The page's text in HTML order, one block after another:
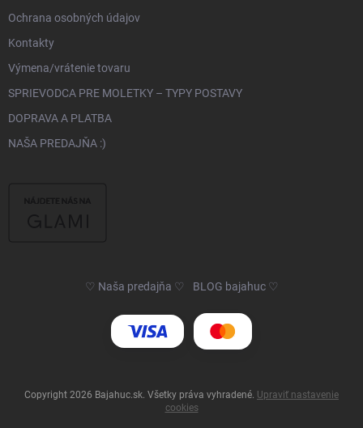
Ochrana osobných údajov
Kontakty
Výmena/vrátenie tovaru
SPRIEVODCA PRE MOLETKY – TYPY POSTAVY
DOPRAVA A PLATBA
NAŠA PREDAJŇA :)
♡ Naša predajňa ♡ BLOG bajahuc ♡
Copyright 2026 Bajahuc.sk . Všetky práva vyhradené. Upraviť nastavenie
cookies